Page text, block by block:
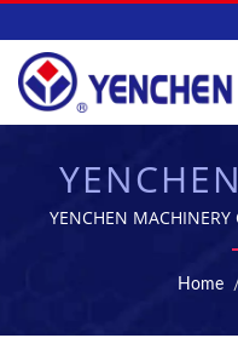
YENCHEN
diri dalam
Home /